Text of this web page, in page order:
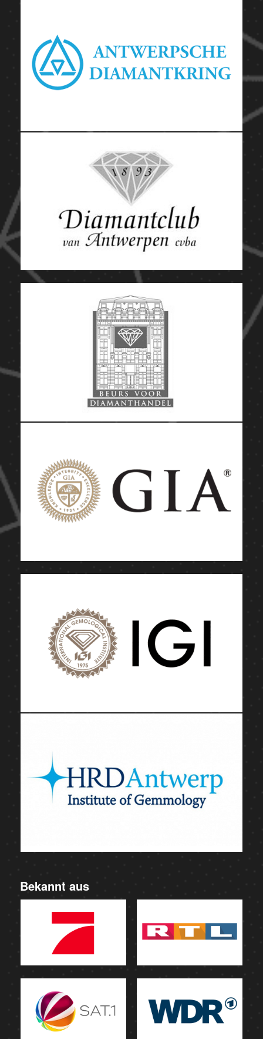
Bekannt aus